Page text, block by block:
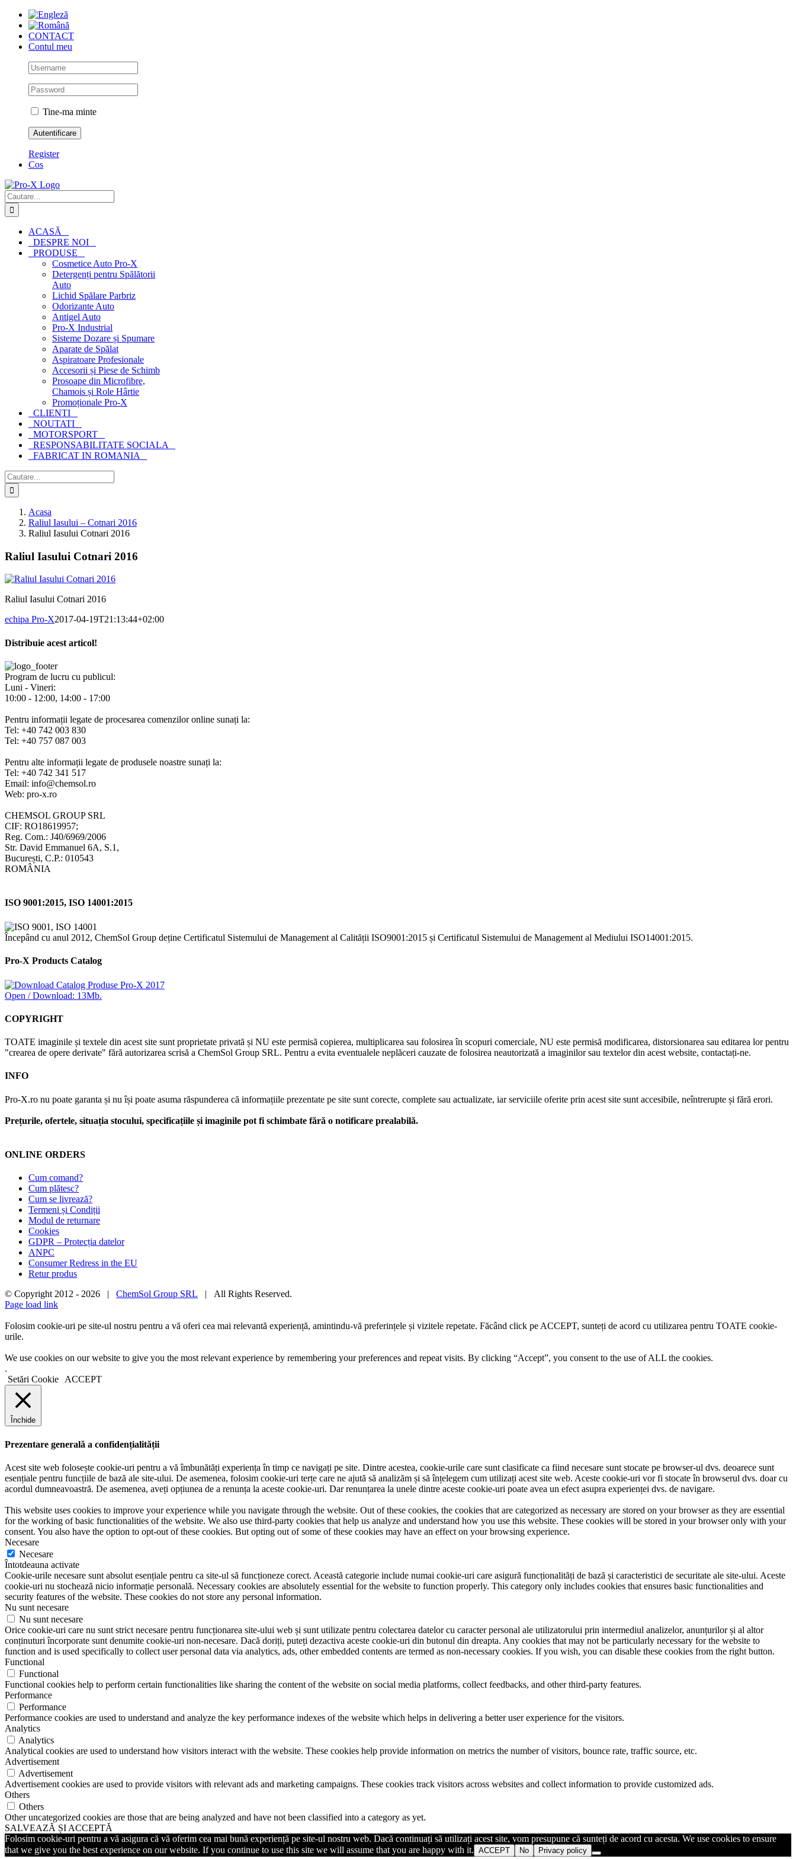
Skip
contentCONTACT
Contul meu
Tine-ma minte
Register
Cos
Cautare...
ACASĂ
DESPRE NOI
PRODUSE
Cosmetice Auto Pro-X
Detergenți pentru Spălătorii
Auto
Lichid Spălare Parbriz
Odorizante Auto
Antigel Auto
Pro-X Industrial
Sisteme Dozare și Spumare
Aparate de Spălat
Aspiratoare Profesionale
Accesorii și Piese de Schimb
Prosoape din Microfibre,
Chamois și Role Hârtie
Promoționale Pro-X
CLIENTI
NOUTATI
MOTORSPORT
RESPONSABILITATE SOCIALA
FABRICAT IN ROMANIA
Cautare...
Acasa
Raliul Iasului – Cotnari 2016
Raliul Iasului Cotnari 2016
Raliul Iasului Cotnari 2016
Raliul Iasului Cotnari 2016
echipa Pro-X2017-04-19T21:13:44+02:00
Distribuie acest articol!
Facebook
X
Pinterest
E-
mail:
Program de lucru cu publicul:
Luni - Vineri:
10:00 - 12:00, 14:00 - 17:00
Pentru informații legate de procesarea comenzilor online sunați la:
Tel: +40 742 003 830
Tel: +40 757 087 003
Pentru alte informații legate de produsele noastre sunați la:
Tel: +40 742 341 517
Email: info@chemsol.ro
Web: pro-x.ro
CHEMSOL GROUP SRL
CIF: RO18619957;
Reg. Com.: J40/6969/2006
Str. David Emmanuel 6A, S.1,
București, C.P.: 010543
ROMÂNIA
ISO 9001:2015, ISO 14001:2015
Începând cu anul 2012, ChemSol Group deține Certificatul Sistemului de Management al Calității ISO9001:2015 și Certificatul Sistemului de Management al Mediului ISO14001:2015.
Pro-X Products Catalog
Open / Download: 13Mb.
COPYRIGHT
TOATE imaginile și textele din acest site sunt proprietate privată și NU este permisă copierea, multiplicarea sau folosirea în scopuri comerciale, NU este permisă modificarea, distorsionarea sau editarea lor pentru
"crearea de opere derivate" fără autorizarea scrisă a ChemSol Group SRL. Pentru a evita eventualele neplăceri cauzate de folosirea neautorizată a imaginilor sau textelor din acest website, contactați-ne.
INFO
Pro-X.ro nu poate garanta și nu își poate asuma răspunderea că informațiile prezentate pe site sunt corecte, complete sau actualizate, iar serviciile oferite prin acest site sunt accesibile, neîntrerupte și fără erori.
Prețurile, ofertele, situația stocului, specificațiile și imaginile pot fi schimbate fără o notificare prealabilă.
ONLINE ORDERS
Cum comand?
Cum plătesc?
Cum se livrează?
Termeni și Condiții
Modul de returnare
Cookies
GDPR – Protecția datelor
ANPC
Consumer Redress in the EU
Retur produs
© Copyright 2012 - 2026 | ChemSol Group SRL | All Rights Reserved.
Page load link
Folosim cookie-uri pe site-ul nostru pentru a vă oferi cea mai relevantă experiență, amintindu-vă preferințele și vizitele repetate. Făcând click pe ACCEPT, sunteți de acord cu utilizarea pentru TOATE cookie-
urile.
We use cookies on our website to give you the most relevant experience by remembering your preferences and repeat visits. By clicking “Accept”, you consent to the use of ALL the cookies.
.
Setări Cookie
ACCEPT
Închide
Prezentare generală a confidențialității
Acest site web folosește cookie-uri pentru a vă îmbunătăți experiența în timp ce navigați pe site. Dintre acestea, cookie-urile care sunt clasificate ca fiind necesare sunt stocate pe browser-ul dvs. deoarece sunt
esențiale pentru funcțiile de bază ale site-ului. De asemenea, folosim cookie-uri terțe care ne ajută să analizăm și să înțelegem cum utilizați acest site web. Aceste cookie-uri vor fi stocate în browserul dvs. doar cu
acordul dumneavoastră. De asemenea, aveți opțiunea de a renunța la aceste cookie-uri. Dar renunțarea la unele dintre aceste cookie-uri poate avea un efect asupra experienței dvs. de navigare.
This website uses cookies to improve your experience while you navigate through the website. Out of these cookies, the cookies that are categorized as necessary are stored on your browser as they are essential
for the working of basic functionalities of the website. We also use third-party cookies that help us analyze and understand how you use this website. These cookies will be stored in your browser only with your
consent. You also have the option to opt-out of these cookies. But opting out of some of these cookies may have an effect on your browsing experience.
Necesare
Necesare
Întotdeauna activate
Cookie-urile necesare sunt absolut esențiale pentru ca site-ul să funcționeze corect. Această categorie include numai cookie-uri care asigură funcționalități de bază și caracteristici de securitate ale site-ului. Aceste
cookie-uri nu stochează nicio informație personală. Necessary cookies are absolutely essential for the website to function properly. This category only includes cookies that ensures basic functionalities and
security features of the website. These cookies do not store any personal information.
Nu sunt necesare
Nu sunt necesare
Orice cookie-uri care nu sunt strict necesare pentru funcționarea site-ului web și sunt utilizate pentru colectarea datelor cu caracter personal ale utilizatorului prin intermediul analizelor, anunțurilor și al altor
conținuturi încorporate sunt denumite cookie-uri non-necesare. Dacă doriți, puteți dezactiva aceste cookie-uri din butonul din dreapta. Any cookies that may not be particularly necessary for the website to
function and is used specifically to collect user personal data via analytics, ads, other embedded contents are termed as non-necessary cookies. If you wish, you can disable these cookies from the right button.
Functional
Functional
Functional cookies help to perform certain functionalities like sharing the content of the website on social media platforms, collect feedbacks, and other third-party features.
Performance
Performance
Performance cookies are used to understand and analyze the key performance indexes of the website which helps in delivering a better user experience for the visitors.
Analytics
Analytics
Analytical cookies are used to understand how visitors interact with the website. These cookies help provide information on metrics the number of visitors, bounce rate, traffic source, etc.
Advertisement
Advertisement
Advertisement cookies are used to provide visitors with relevant ads and marketing campaigns. These cookies track visitors across websites and collect information to provide customized ads.
Others
Others
Other uncategorized cookies are those that are being analyzed and have not been classified into a category as yet.
SALVEAZĂ ȘI ACCEPTĂ
Folosim cookie-uri pentru a vă asigura că vă oferim cea mai bună experiență pe site-ul nostru web. Dacă continuați să utilizați acest site, vom presupune că sunteți de acord cu acesta. We use cookies to ensure
that we give you the best experience on our website. If you continue to use this site we will assume that you are happy with it. ACCEPT No Privacy policy